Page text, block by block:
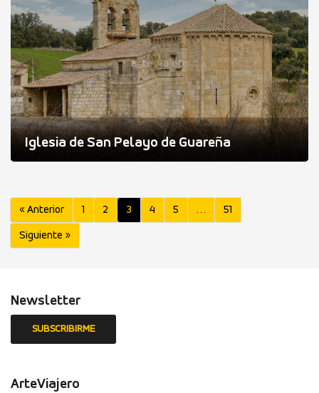
Iglesia de San Pelayo de Guareña
« Anterior 1 2 3 4 5 … 51
Siguiente »
Newsletter
ArteViajero